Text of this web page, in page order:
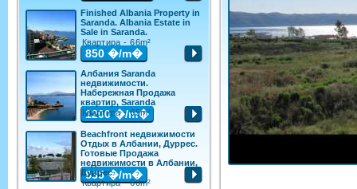
Finished Albania Property in
Saranda. Albania Estate in
Sale in Saranda.
Квартира - 66m²
850 �/m�
Албания Saranda
недвижимости.
Набережная Продажа
квартир, Saranda
Квартира - 65m²
1200�/m�
Beachfront недвижимости
Отдых в Албании, Дуррес.
Готовые Продажа
недвижимости в Албании,
Дуррес
Квартира - 60m²
835�/m�